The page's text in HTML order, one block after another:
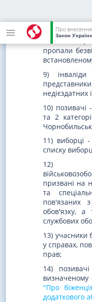
Закон
8) інваліди
сім'ї воїнів
пропали
9)
недієздатних
10) позивачі
та 2
11) виборці
списку
12)
призвані на
та
пов'язаних
обов'язку, а
службових
13) учасники
у справах,
прав;
14)
визначеному
"Про
додаткового